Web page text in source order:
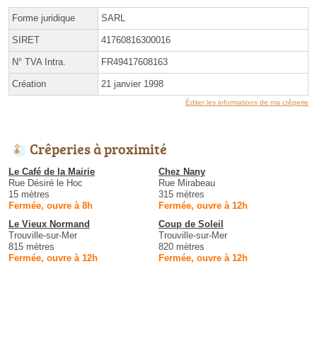
Forme juridique SARL
SIRET 41760816300016
N° TVA Intra. FR49417608163
Création 21 janvier 1998
Éditer les informations de ma crêperie
Crêperies à proximité
Le Café de la Mairie
Rue Désiré le Hoc
15 mètres
Fermée, ouvre à 8h
Chez Nany
Rue Mirabeau
315 mètres
Fermée, ouvre à 12h
Le Vieux Normand
Trouville-sur-Mer
815 mètres
Fermée, ouvre à 12h
Coup de Soleil
Trouville-sur-Mer
820 mètres
Fermée, ouvre à 12h